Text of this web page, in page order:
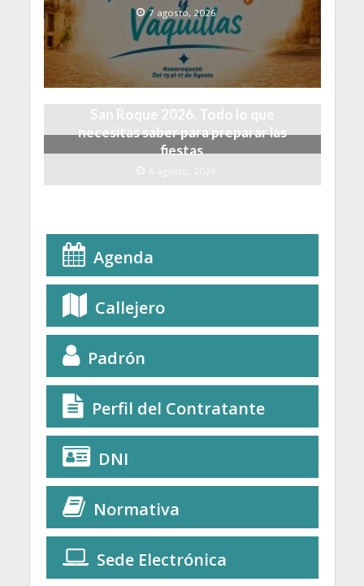
7 agosto, 2026
San Roque 2026. Todo lo que
necesitas saber para preparar las
fiestas
6 agosto, 2026
Agenda
Callejero
Padrón
Perfil del Contratante
DNI
Normativa
Sede Electrónica